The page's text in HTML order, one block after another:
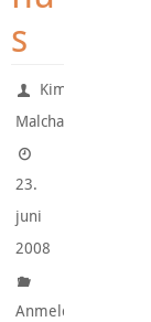
s
Kim
Malchau
23.
juni
2008
Anmeldte